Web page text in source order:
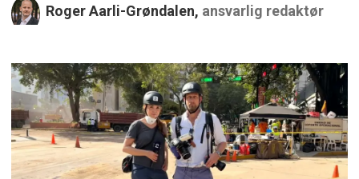
Roger Aarli-Grøndalen, ansvarlig redaktør